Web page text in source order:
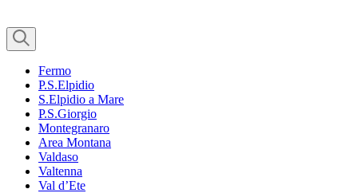
Fermo
P.S.Elpidio
S.Elpidio a Mare
P.S.Giorgio
Montegranaro
Area Montana
Valdaso
Valtenna
Val d’Ete